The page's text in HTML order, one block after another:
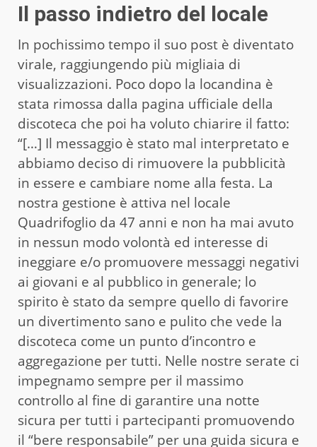
Il passo indietro del locale
In pochissimo tempo il suo post è diventato
virale, raggiungendo più migliaia di
visualizzazioni. Poco dopo la locandina è
stata rimossa dalla pagina ufficiale della
discoteca che poi ha voluto chiarire il fatto:
“[…] Il messaggio è stato mal interpretato e
abbiamo deciso di rimuovere la pubblicità
in essere e cambiare nome alla festa. La
nostra gestione è attiva nel locale
Quadrifoglio da 47 anni e non ha mai avuto
in nessun modo volontà ed interesse di
ineggiare e/o promuovere messaggi negativi
ai giovani e al pubblico in generale; lo
spirito è stato da sempre quello di favorire
un divertimento sano e pulito che vede la
discoteca come un punto d’incontro e
aggregazione per tutti. Nelle nostre serate ci
impegnamo sempre per il massimo
controllo al fine di garantire una notte
sicura per tutti i partecipanti promuovendo
il “bere responsabile” per una guida sicura e